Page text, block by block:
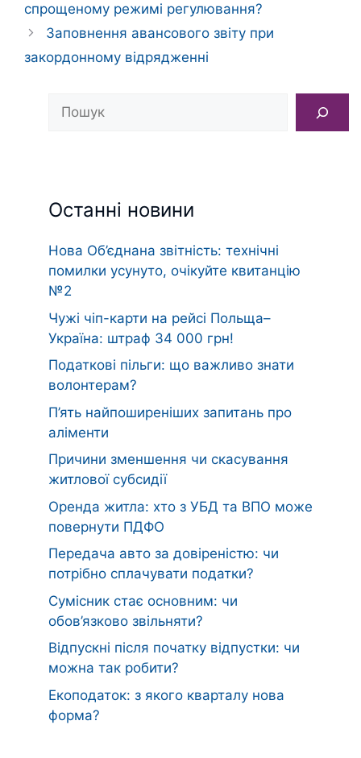
спрощеному режимі регулювання?
Заповнення авансового звіту при
закордонному відрядженні
Пошук
Останні новини
Нова Об’єднана звітність: технічні
помилки усунуто, очікуйте квитанцію
№2
Чужі чіп-карти на рейсі Польща–
Україна: штраф 34 000 грн!
Податкові пільги: що важливо знати
волонтерам?
П’ять найпоширеніших запитань про
аліменти
Причини зменшення чи скасування
житлової субсидії
Оренда житла: хто з УБД та ВПО може
повернути ПДФО
Передача авто за довіреністю: чи
потрібно сплачувати податки?
Сумісник стає основним: чи
обов’язково звільняти?
Відпускні після початку відпустки: чи
можна так робити?
Екоподаток: з якого кварталу нова
форма?